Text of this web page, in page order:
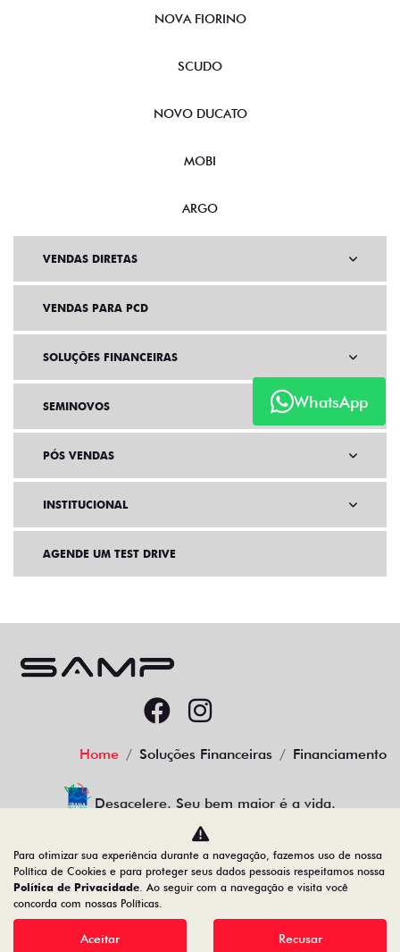
WhatsApp
NOVA FIORINO
SCUDO
NOVO DUCATO
MOBI
ARGO
VENDAS DIRETAS
VENDAS PARA PCD
SOLUÇÕES FINANCEIRAS
SEMINOVOS
PÓS VENDAS
INSTITUCIONAL
AGENDE UM TEST DRIVE
Home Soluções Financeiras Financiamento
Desacelere. Seu bem maior é a vida.
78.066.800/0001-00
Desenvolvido pela DEALERSPACE ® Direitos Reservados.
Para otimizar sua experiência durante a navegação, fazemos uso de nossa
Política de Cookies e para proteger seus dados pessoais respeitamos nossa
Política de Privacidade. Ao seguir com a navegação e visita você
concorda com nossas Políticas.
Aceitar Recusar